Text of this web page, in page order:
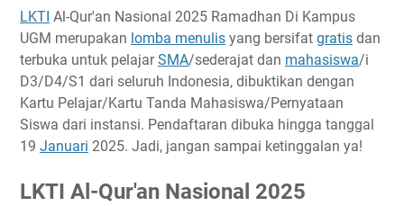
Hadiah
Link Penting
Narahubung
LKTI Al-Qur'an Nasional 2025 Ramadhan Di Kampus
UGM merupakan lomba menulis yang bersifat gratis dan
terbuka untuk pelajarSMA/sederajat dan mahasiswa/i
D3/D4/S1 dari seluruh Indonesia, dibuktikan dengan
Kartu Pelajar/Kartu Tanda Mahasiswa/Pernyataan
Siswa dari instansi. Pendaftaran dibuka hingga tanggal
19 Januari 2025. Jadi, jangan sampai ketinggalan ya!
LKTI Al-Qur'an Nasional 2025